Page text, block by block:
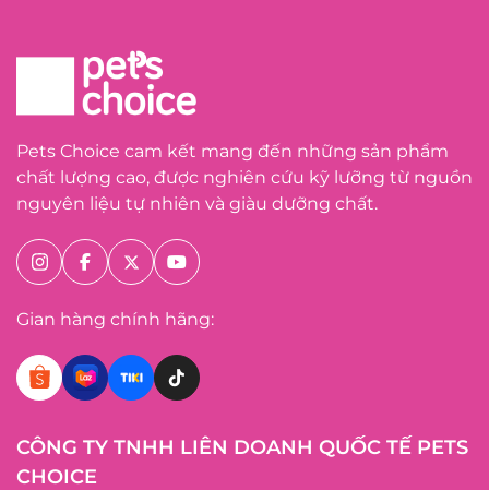
Pets Choice cam kết mang đến những sản phẩm
chất lượng cao, được nghiên cứu kỹ lưỡng từ nguồn
nguyên liệu tự nhiên và giàu dưỡng chất.
Gian hàng chính hãng:
CÔNG TY TNHH LIÊN DOANH QUỐC TẾ PETS
CHOICE